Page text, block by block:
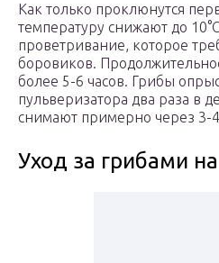
Как только проклюнутся
температуру снижают до
проветривание, которое
боровиков.
более 5-6 часов. Грибы
пульверизатора два раза в
снимают примерно через 3-
Уход за грибами